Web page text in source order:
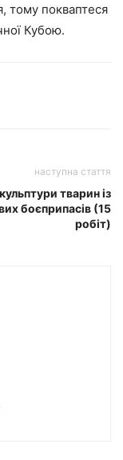
тому покваптеся
Кубою.
наступна стаття
тварин із
боєприпасів (15
робіт)